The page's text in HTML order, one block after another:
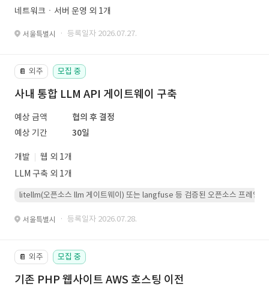
네트워크ㆍ서버 운영 외 1개
서울특별시 · 등록일자 2026.07.27.
📔 외주 모집 중
사내 통합 LLM API 게이트웨이 구축
예상 금액
협의 후 결정
예상 기간
30일
개발
웹 외 1개
LLM 구축 외 1개
litellm(오픈소스 llm 게이트웨이) 또는 langfuse 등 검증된 오픈소스 프레임워
서울특별시 · 등록일자 2026.07.28.
📔 외주 모집 중
기존 PHP 웹사이트 AWS 호스팅 이전